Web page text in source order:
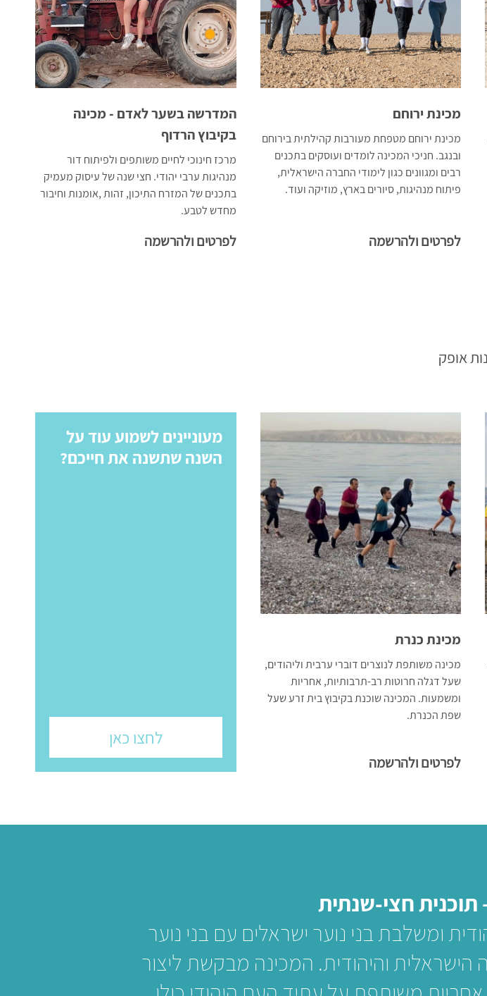
מכינת ירוחם
מכינת ירוחם מטפחת מעורבות קהילתית בירוחם
ובנגב. חניכי המכינה לומדים ועוסקים בתכנים
רבים ומגוונים כגון לימודי החברה הישראלית,
פיתוח מנהיגות, סיורים בארץ, מוזיקה ועוד.
לפרטים ולהרשמה
המדרשה בשער לאדם - מכינה
בקיבוץ הרדוף
מרכז חינוכי לחיים משותפים ולפיתוח דור
מנהיגות ערבי יהודי. חצי שנה של עיסוק מעמיק
בתכנים של המזרח התיכון, זהות ,אומנות וחיבור
מחדש לטבע.
לפרטים ולהרשמה
אופק
מכינת כנרת
מכינה משותפת לנוצרים דוברי ערבית וליהודים,
שעל דגלה חרוטות רב-תרבותיות, אחריות
ומשמעות. המכינה שוכנת בקיבוץ בית זרע שעל
שפת הכנרת.
לפרטים ולהרשמה
מעוניינים לשמוע עוד על
השנה שתשנה את חייכם?
לחצו כאן
תוכנית חצי-שנתית
ומשלבת בני נוער ישראלים עם בני נוער
הישראלית והיהודית. המכינה מבקשת ליצור